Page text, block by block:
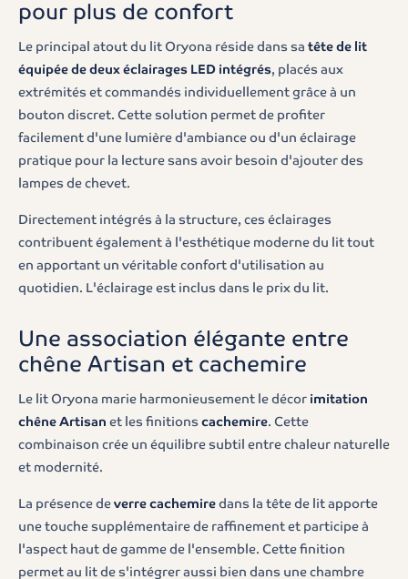
pour plus de confort
Le principal atout du lit Oryona réside dans sa tête de lit
équipée de deux éclairages LED intégrés, placés aux
extrémités et commandés individuellement grâce à un
bouton discret. Cette solution permet de profiter
facilement d'une lumière d'ambiance ou d'un éclairage
pratique pour la lecture sans avoir besoin d'ajouter des
lampes de chevet.
Directement intégrés à la structure, ces éclairages
contribuent également à l'esthétique moderne du lit tout
en apportant un véritable confort d'utilisation au
quotidien. L'éclairage est inclus dans le prix du lit.
Une association élégante entre
chêne Artisan et cachemire
Le lit Oryona marie harmonieusement le décor imitation
chêne Artisan et les finitions cachemire. Cette
combinaison crée un équilibre subtil entre chaleur naturelle
et modernité.
La présence deverre cachemiredans la tête de lit apporte
une touche supplémentaire de raffinement et participe à
l'aspect haut de gamme de l'ensemble. Cette finition
permet au lit de s'intégrer aussi bien dans une chambre